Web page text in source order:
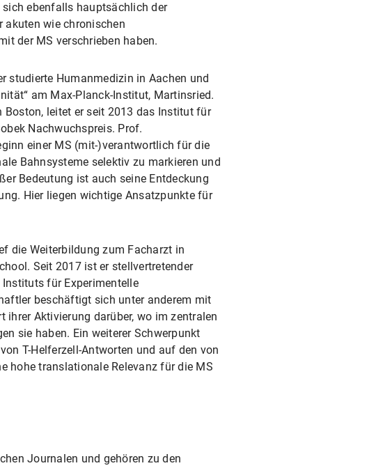
ebenfalls hauptsächlich der
akuten wie chronischen
der MS verschrieben haben.
studierte Humanmedizin in Aachen und
am Max-Planck-Institut, Martinsried.
Boston, leitet er seit 2013 das Institut für
Nachwuchspreis. Prof.
einer MS (mit-)verantwortlich für die
Bahnsysteme selektiv zu markieren und
Bedeutung ist auch seine Entdeckung
Hier liegen wichtige Ansatzpunkte für
die Weiterbildung zum Facharzt in
Seit 2017 ist er stellvertretender
für Experimentelle
beschäftigt sich unter anderem mit
ihrer Aktivierung darüber, wo im zentralen
sie haben. Ein weiterer Schwerpunkt
T-Helferzell-Antworten und auf den von
hohe translationale Relevanz für die MS
Journalen und gehören zu den